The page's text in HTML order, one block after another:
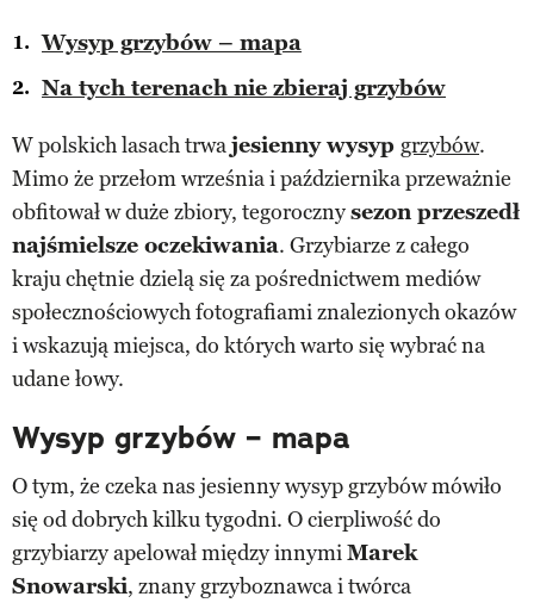
Wysyp grzybów – mapa
Na tych terenach nie zbieraj grzybów
W polskich lasach trwajesienny wysyp grzybów.
Mimo że przełom września i października przeważnie
obfitował w duże zbiory, tegorocznysezon przeszedł
najśmielsze oczekiwania. Grzybiarze z całego
kraju chętnie dzielą się za pośrednictwem mediów
społecznościowych fotografiami znalezionych okazów
i wskazują miejsca, do których warto się wybrać na
udane łowy.
Wysyp grzybów – mapa
O tym, że czeka nas jesienny wysyp grzybów mówiło
się od dobrych kilku tygodni. O cierpliwość do
grzybiarzy apelował między innymiMarek
Snowarski, znany grzyboznawca i twórca